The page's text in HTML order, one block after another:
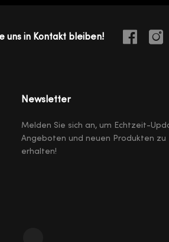
uns in Kontakt bleiben!
Newsletter
Melden Sie sich an, um Echtzeit-
Angeboten und neuen Produkten zu
erhalten!